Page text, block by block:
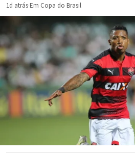
1d atrás·Em Copa do Brasil